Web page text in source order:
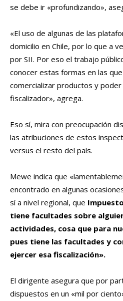
se debe ir «profundizando»,
«El uso de algunas de las
domicilio en Chile, por lo que a
por SII. Por eso el trabajo
conocer estas formas en las
comercializar productos y
fiscalizador», agrega.
Eso sí, mira con preocupación
las atribuciones de estos
versus el resto del país.
Mewe indica que
encontrado en algunas
sí a nivel regional, que
tiene facultades sobre
actividades, cosa que para
pues tiene las facultades y
ejercer esa fiscalización».
El dirigente asegura que por
dispuestos en un «mil por